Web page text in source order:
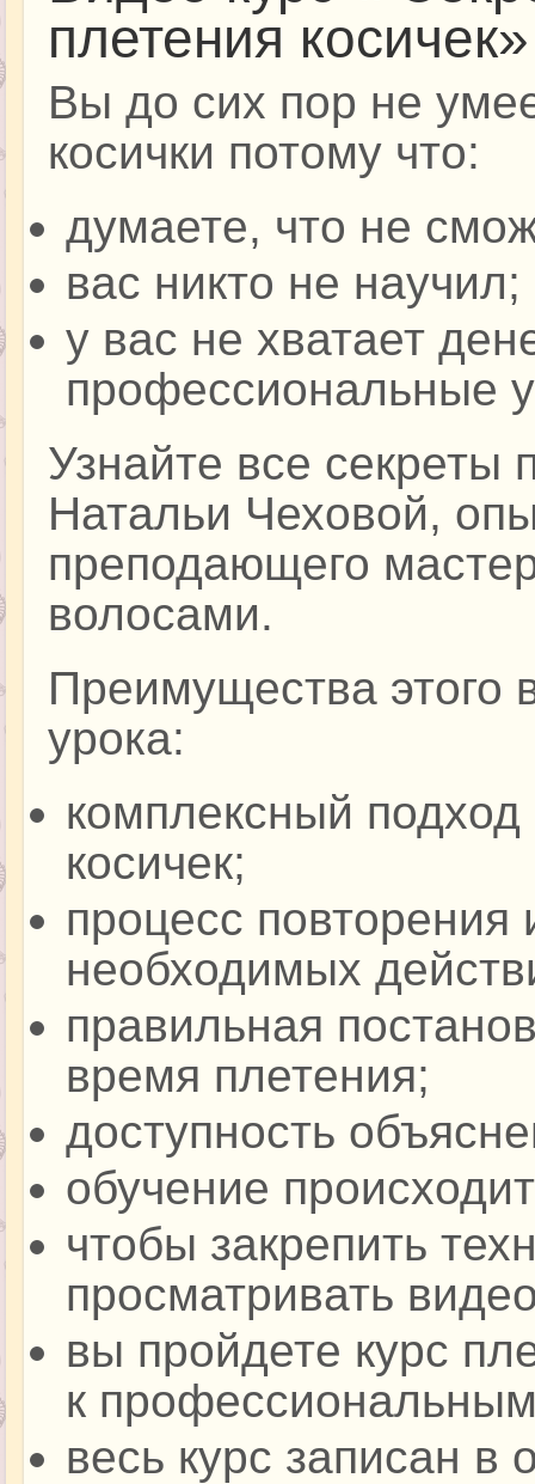
плетения косичек»
Вы до сих пор не
косички потому что:
думаете, что не
вас никто не научил;
у вас не хватает
профессиональные
Узнайте все секреты
Натальи Чеховой,
преподающего
волосами.
Преимущества этого
урока:
комплексный
косичек;
процесс повторения
необходимых
правильная
время плетения;
доступность
обучение
чтобы закрепить
просматривать
вы пройдете курс
к
весь курс записан в